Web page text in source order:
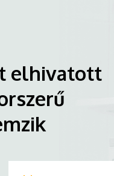
elhivatott